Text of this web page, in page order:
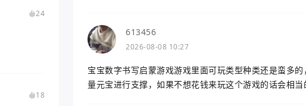
24
18
613456
2026-08-08 10:27
宝宝数字书写启蒙游戏游戏里面可玩类型种类还是蛮多
量元宝进行支撑，如果不想花钱来玩这个游戏的话会相当